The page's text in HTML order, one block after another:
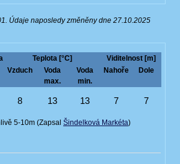
Údaje naposledy změněny dne 27.10.2025
Teplota [°C]
Viditelnost [m]
Vzduch
Voda
max.
Voda
min.
Nahoře Dole
8 13 13 7 7
5-10m (Zapsal Šindelková Markéta)